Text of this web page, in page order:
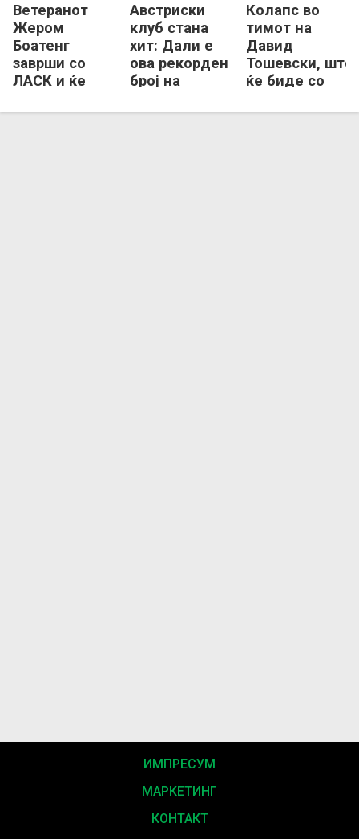
Ветеранот
Жером
Боатенг
заврши со
ЛАСК и ќе
клуб
Австриски
клуб стана
хит: Дали е
ова рекорден
број на
дрес?
Колапс во
тимот на
Давид
Тошевски, што
ќе биде со
ИМПРЕСУМ
МАРКЕТИНГ
КОНТАКТ